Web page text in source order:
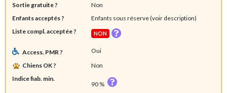
Sortie gratuite ?
Non
Enfants acceptés ?
Enfants sous réserve (voir description)
Liste compl. acceptée ?
NON
Access. PMR ?
Oui
Chiens OK ?
Non
Indice fiab. min.
90 %